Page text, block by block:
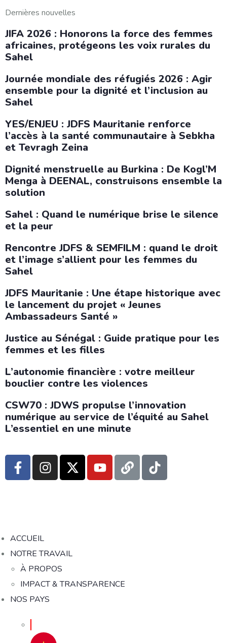
Dernières nouvelles
JIFA 2026 : Honorons la force des femmes
africaines, protégeons les voix rurales du
Sahel
Journée mondiale des réfugiés 2026 : Agir
ensemble pour la dignité et l’inclusion au
Sahel
YES/ENJEU : JDFS Mauritanie renforce
l’accès à la santé communautaire à Sebkha
et Tevragh Zeina
Dignité menstruelle au Burkina : De Kogl’M
Menga à DEENAL, construisons ensemble la
solution
Sahel : Quand le numérique brise le silence
et la peur
Rencontre JDFS & SEMFILM : quand le droit
et l’image s’allient pour les femmes du
Sahel
JDFS Mauritanie : Une étape historique avec
le lancement du projet « Jeunes
Ambassadeurs Santé »
Justice au Sénégal : Guide pratique pour les
femmes et les filles
L’autonomie financière : votre meilleur
bouclier contre les violences
CSW70 : JDWS propulse l’innovation
numérique au service de l’équité au Sahel
L’essentiel en une minute
ACCUEIL
NOTRE TRAVAIL
À PROPOS
IMPACT & TRANSPARENCE
NOS PAYS